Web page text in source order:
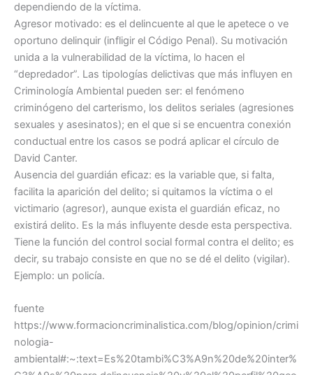
dependiendo de la víctima.
Agresor motivado: es el delincuente al que le apetece o ve
oportuno delinquir (infligir el Código Penal). Su motivación
unida a la vulnerabilidad de la víctima, lo hacen el
“depredador”. Las tipologías delictivas que más influyen en
Criminología Ambiental pueden ser: el fenómeno
criminógeno del carterismo, los delitos seriales (agresiones
sexuales y asesinatos); en el que si se encuentra conexión
conductual entre los casos se podrá aplicar el círculo de
David Canter.
Ausencia del guardián eficaz: es la variable que, si falta,
facilita la aparición del delito; si quitamos la víctima o el
victimario (agresor), aunque exista el guardián eficaz, no
existirá delito. Es la más influyente desde esta perspectiva.
Tiene la función del control social formal contra el delito; es
decir, su trabajo consiste en que no se dé el delito (vigilar).
Ejemplo: un policía.
fuente
https://www.formacioncriminalistica.com/blog/opinion/crimi
nologia-
ambiental#:~:text=Es%20tambi%C3%A9n%20de%20inter%